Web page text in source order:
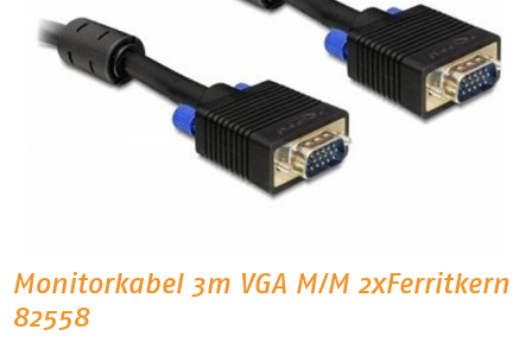
Monitorkabel 3m VGA M/M 2xFerritkern
82558